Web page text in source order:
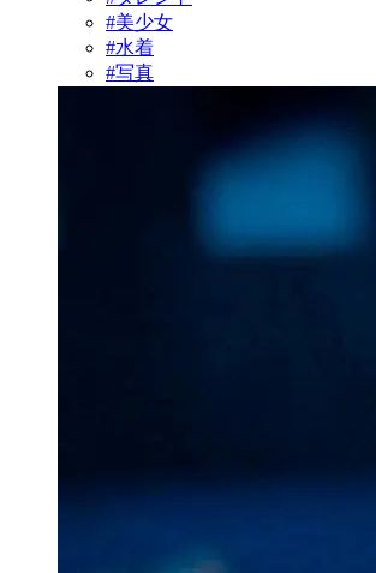
#美少女
#水着
#写真